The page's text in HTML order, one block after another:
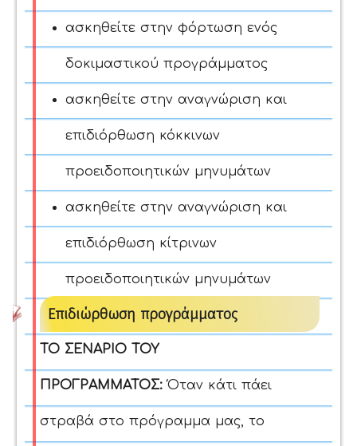
ασκηθείτε στην φόρτωση ενός
δοκιμαστικού προγράμματος
ασκηθείτε στην αναγνώριση και
επιδιόρθωση κόκκινων
προειδοποιητικών μηνυμάτων
ασκηθείτε στην αναγνώριση και
επιδιόρθωση κίτρινων
προειδοποιητικών μηνυμάτων
Επιδιώρθωση προγράμματος
ΤΟ ΣΕΝΑΡΙΟ ΤΟΥ
ΠΡΟΓΡΑΜΜΑΤΟΣ: Όταν κάτι πάει
στραβά στο πρόγραμμα μας, το